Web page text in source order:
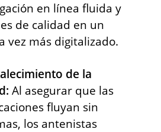
en línea fluida y
de calidad en un
vez más digitalizado.
de la
Al asegurar que las
fluyan sin
los antenistas